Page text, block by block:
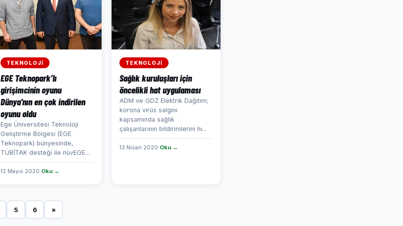
TEKNOLOJİ
EGE Teknopark’lı
girişimcinin oyunu
Dünya'nın en çok indirilen
oyunu oldu
Ege Üniversitesi Teknoloji
Geliştirme Bölgesi (EGE
Teknopark) bünyesinde,
TÜBİTAK desteği ile nüvEGE...
12 Mayıs 2020 Oku →
TEKNOLOJİ
Sağlık kuruluşları için
öncelikli hat uygulaması
ADM ve GDZ Elektrik Dağıtım;
korona virüs salgını
kapsamında sağlık
çalışanlarının bildirimlerini hı...
13 Nisan 2020 Oku →
5 6 »